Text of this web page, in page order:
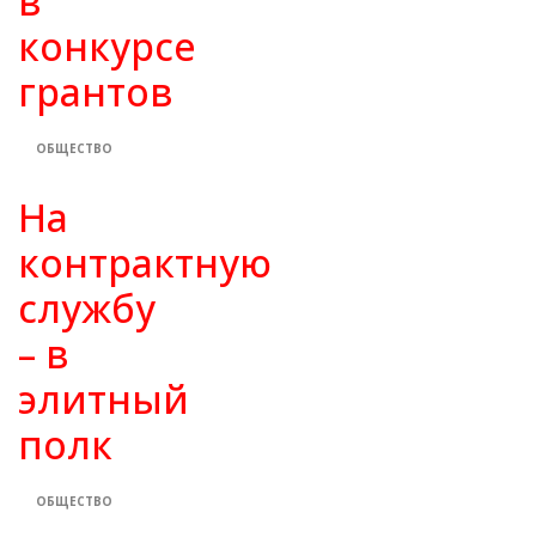
конкурсе
грантов
ОБЩЕСТВО
На
контрактную
службу
– в
элитный
полк
ОБЩЕСТВО